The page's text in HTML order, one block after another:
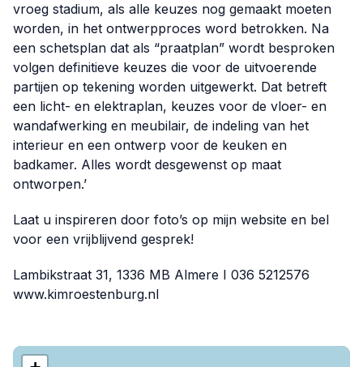
vroeg stadium, als alle keuzes nog gemaakt moeten
worden, in het ontwerpproces word betrokken. Na
een schetsplan dat als “praatplan” wordt besproken
volgen definitieve keuzes die voor de uitvoerende
partijen op tekening worden uitgewerkt. Dat betreft
een licht- en elektraplan, keuzes voor de vloer- en
wandafwerking en meubilair, de indeling van het
interieur en een ontwerp voor de keuken en
badkamer. Alles wordt desgewenst op maat
ontworpen.’
Laat u inspireren door foto’s op mijn website en bel
voor een vrijblijvend gesprek!
Lambikstraat 31, 1336 MB Almere I 036 5212576
www.kimroestenburg.nl